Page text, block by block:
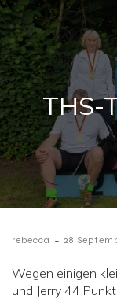
THS-
rebecca - 28
Wegen einigen
und Jerry 44